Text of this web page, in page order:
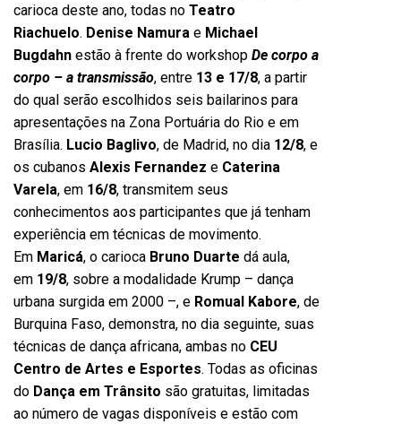
carioca deste ano, todas no Teatro
Riachuelo. Denise Namura e Michael
Bugdahn estão à frente do workshop De corpo a
corpo – a transmissão, entre 13 e 17/8, a partir
do qual serão escolhidos seis bailarinos para
apresentações na Zona Portuária do Rio e em
Brasília. Lucio Baglivo, de Madrid, no dia 12/8, e
os cubanos Alexis Fernandez e Caterina
Varela, em 16/8, transmitem seus
conhecimentos aos participantes que já tenham
experiência em técnicas de movimento.
Em Maricá, o carioca Bruno Duarte dá aula,
em 19/8, sobre a modalidade Krump – dança
urbana surgida em 2000 –, e Romual Kabore, de
Burquina Faso, demonstra, no dia seguinte, suas
técnicas de dança africana, ambas no CEU
Centro de Artes e Esportes. Todas as oficinas
do Dança em Trânsito são gratuitas, limitadas
ao número de vagas disponíveis e estão com